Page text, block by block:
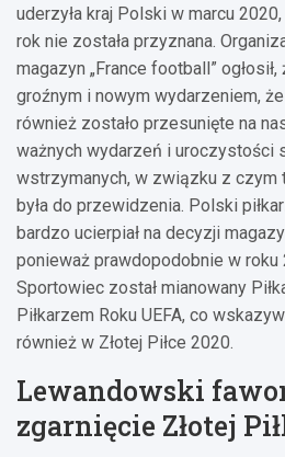
uderzyła kraj Polski w marcu 2020,
rok nie została przyznana.
magazyn „France football”
groźnym i nowym wydarzeniem,
również zostało przesunięte na
ważnych wydarzeń i uroczystości
wstrzymanych, w związku z czym
była do przewidzenia. Polski
bardzo ucierpiał na decyzji
ponieważ prawdopodobnie w roku
Sportowiec został mianowany
Piłkarzem Roku UEFA, co
również w Złotej Piłce 2020.
Lewandowski
zgarnięcie Złotej